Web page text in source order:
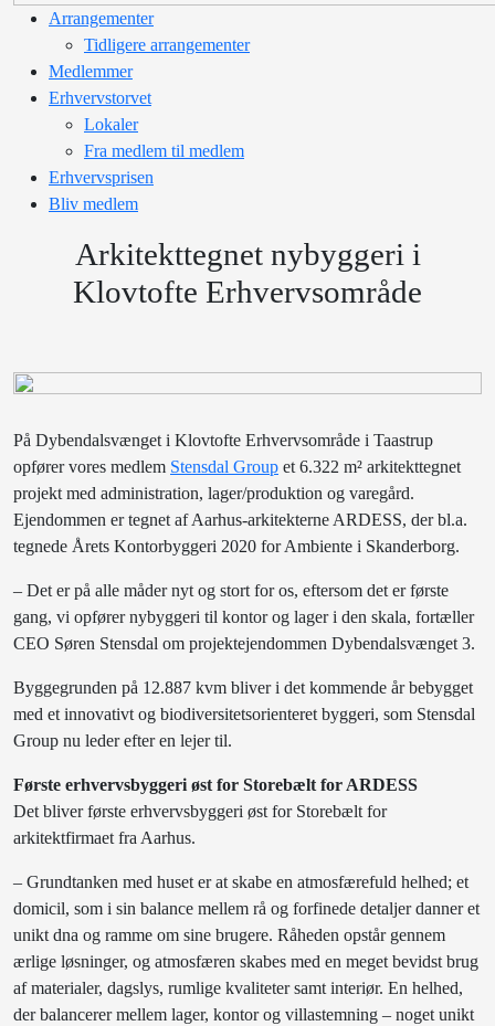
Arrangementer
Tidligere arrangementer
Medlemmer
Erhvervstorvet
Lokaler
Fra medlem til medlem
Erhvervsprisen
Bliv medlem
Arkitekttegnet nybyggeri i
Klovtofte Erhvervsområde
På Dybendalsvænget i Klovtofte Erhvervsområde i Taastrup
opfører vores medlem Stensdal Group et 6.322 m² arkitekttegnet
projekt med administration, lager/produktion og varegård.
Ejendommen er tegnet af Aarhus-arkitekterne ARDESS, der bl.a.
tegnede Årets Kontorbyggeri 2020 for Ambiente i Skanderborg.
– Det er på alle måder nyt og stort for os, eftersom det er første
gang, vi opfører nybyggeri til kontor og lager i den skala, fortæller
CEO Søren Stensdal om projektejendommen Dybendalsvænget 3.
Byggegrunden på 12.887 kvm bliver i det kommende år bebygget
med et innovativt og biodiversitetsorienteret byggeri, som Stensdal
Group nu leder efter en lejer til.
Første erhvervsbyggeri øst for Storebælt for ARDESS
Det bliver første erhvervsbyggeri øst for Storebælt for
arkitektfirmaet fra Aarhus.
– Grundtanken med huset er at skabe en atmosfærefuld helhed; et
domicil, som i sin balance mellem rå og forfinede detaljer danner et
unikt dna og ramme om sine brugere. Råheden opstår gennem
ærlige løsninger, og atmosfæren skabes med en meget bevidst brug
af materialer, dagslys, rumlige kvaliteter samt interiør. En helhed,
der balancerer mellem lager, kontor og villastemning – noget unikt